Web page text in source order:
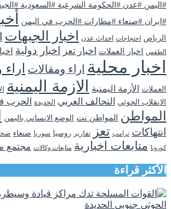
#اليمن #عدن #الحكومة الشرعية #السعودية
#ايران #صنعاء #مطارات #الحرب في اليمن
الرياض
احتجاجات احداث عدن اخبار الجبهات
الطقس
اخبار العملات اخبار تعز اخبار دولية
اخبار محلية اراء ومقالات
العملات الأزمة اليمنية الازمة اليمنية
الانقلاب الحوثي التحالف العربي الحديدة الحرب
المواطن المواطن نت الوضع الانساني باليمن
انتهاكات ترامب تعز تقارير روسيا سوريا صنعاء
كورونا متابعات اخبارية متابعات وكالات مجتمع
الأكثر قراءة